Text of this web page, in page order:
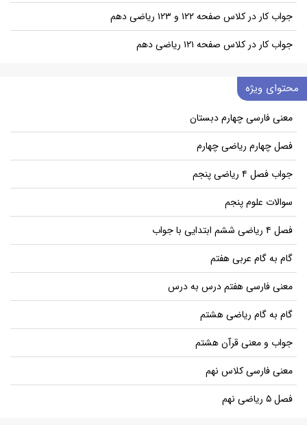
جواب کار در کلاس صفحه ۱۲۲ و ۱۲۳ ریاضی دهم
جواب کار در کلاس صفحه ۱۲۱ ریاضی دهم
محتوای ویژه
معنی فارسی چهارم دبستان
فصل چهارم ریاضی چهارم
جواب فصل ۴ ریاضی پنجم
سوالات علوم پنجم
فصل ۴ ریاضی ششم ابتدایی با جواب
گام به گام عربی هفتم
معنی فارسی هفتم درس به درس
گام به گام ریاضی هشتم
جواب و معنی قرآن هشتم
معنی فارسی کلاس نهم
فصل ۵ ریاضی نهم